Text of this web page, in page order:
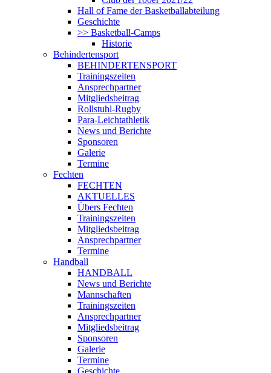
Hall of Fame der Basketballabteilung
Geschichte
>> Basketball-Camps
Historie
Behindertensport
BEHINDERTENSPORT
Trainingszeiten
Ansprechpartner
Mitgliedsbeitrag
Rollstuhl-Rugby
Para-Leichtathletik
News und Berichte
Sponsoren
Galerie
Termine
Fechten
FECHTEN
AKTUELLES
Übers Fechten
Trainingszeiten
Mitgliedsbeitrag
Ansprechpartner
Termine
Handball
HANDBALL
News und Berichte
Mannschaften
Trainingszeiten
Ansprechpartner
Mitgliedsbeitrag
Sponsoren
Galerie
Termine
Geschichte